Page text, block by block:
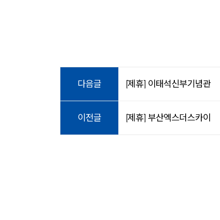
다음글 [제휴] 이태석신부기념관
이전글 [제휴] 부산엑스더스카이